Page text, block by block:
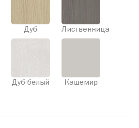
Дуб Лиственница
Дуб белый Кашемир